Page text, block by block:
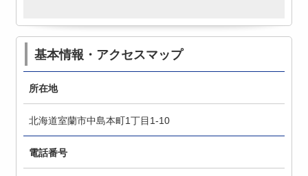
基本情報・アクセスマップ
所在地
北海道室蘭市中島本町1丁目1-10
電話番号